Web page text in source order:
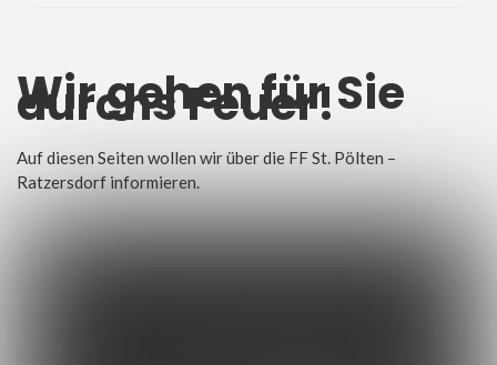
Wir gehen für Sie
durchs Feuer!
Auf diesen Seiten wollen wir über die FF St. Pölten –
Ratzersdorf informieren.